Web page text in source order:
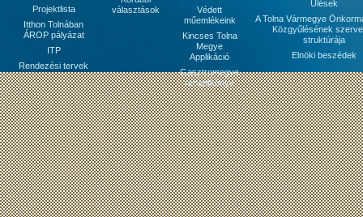
Projektlista
Itthon Tolnában
ÁROP pályázat
ITP
Rendezési tervek
választások
Védett
műemlékeink
Kincses Tolna
Megye
Applikáció
Gasztromegye
receptkönyv
Ülések
A Tolna Vármegye
Közgyűlésének
struktúrája
Elnöki beszédek